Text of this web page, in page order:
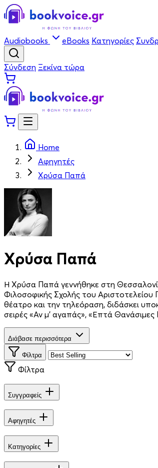
Audiobooks eBooks Κατηγορίες
Σύνδεση Ξεκίνα τώρα
Home
Αφηγητές
Χρύσα Παπά
Χρύσα Παπά
Η Χρύσα Παπά γεννήθηκε στη
Φιλοσοφικής Σχολής του
θέατρο και την τηλεόραση, διδάσκει
σειρές «Αν μ' αγαπάς», «Επτά
Διάβασε περισσότερα
Φίλτρα
Φίλτρα
Συγγραφείς
Αφηγητές
Κατηγορίες